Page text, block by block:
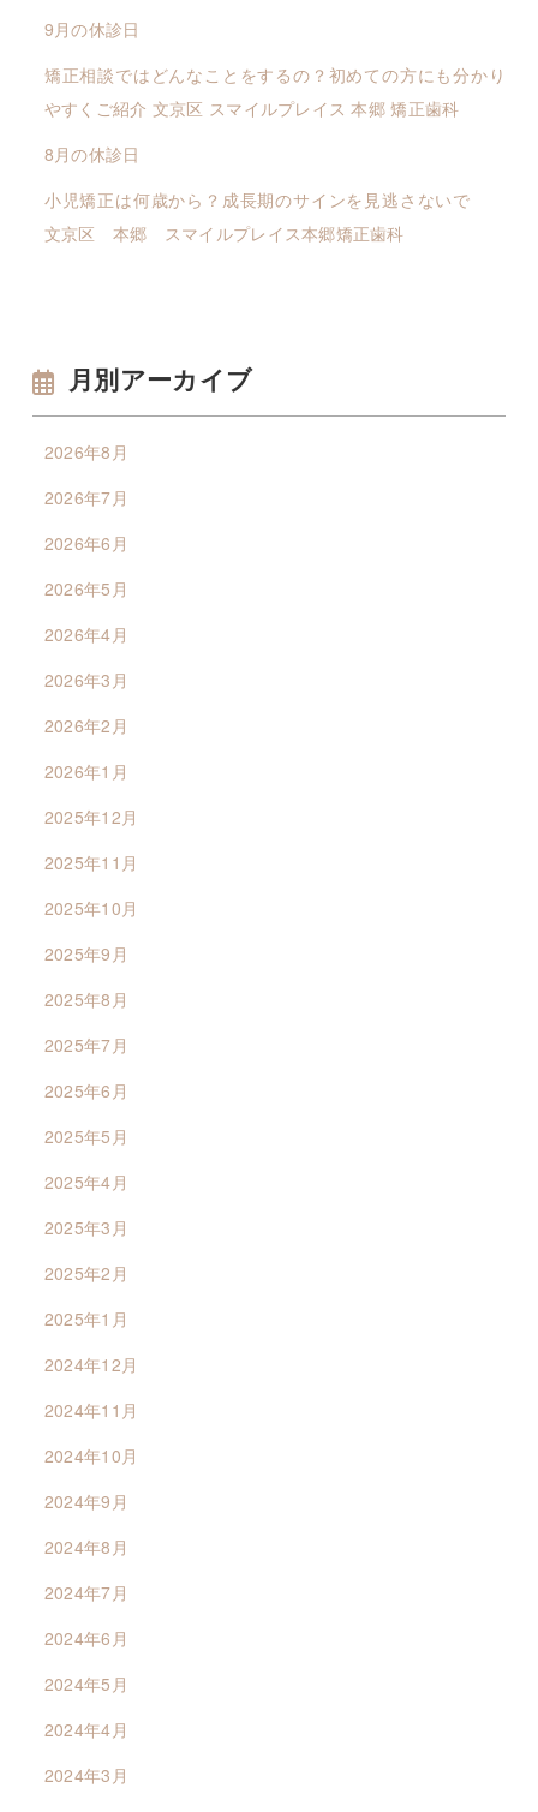
9月の休診日
矯正相談ではどんなことをするの？初めての方にも分かり
やすくご紹介 文京区 スマイルプレイス 本郷 矯正歯科
8月の休診日
小児矯正は何歳から？成長期のサインを見逃さないで
文京区 本郷 スマイルプレイス本郷矯正歯科
月別アーカイブ
2026年8月
2026年7月
2026年6月
2026年5月
2026年4月
2026年3月
2026年2月
2026年1月
2025年12月
2025年11月
2025年10月
2025年9月
2025年8月
2025年7月
2025年6月
2025年5月
2025年4月
2025年3月
2025年2月
2025年1月
2024年12月
2024年11月
2024年10月
2024年9月
2024年8月
2024年7月
2024年6月
2024年5月
2024年4月
2024年3月